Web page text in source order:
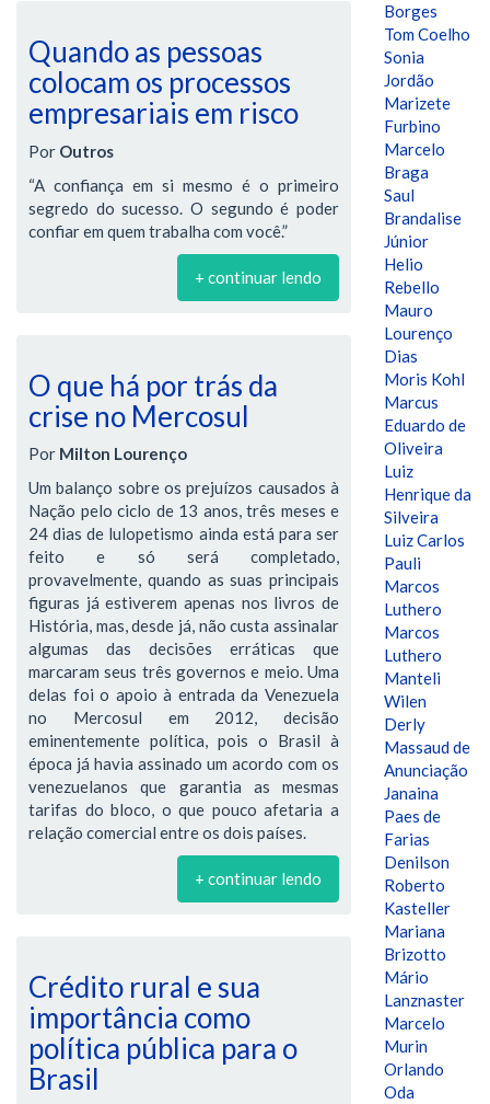
Quando as pessoas
colocam os processos
empresariais em risco
Por Outros
“A confiança em si mesmo é o primeiro
segredo do sucesso. O segundo é poder
confiar em quem trabalha com você.”
+ continuar lendo
O que há por trás da
crise no Mercosul
Por Milton Lourenço
Um balanço sobre os prejuízos causados à
Nação pelo ciclo de 13 anos, três meses e
24 dias de lulopetismo ainda está para ser
feito e só será completado,
provavelmente, quando as suas principais
figuras já estiverem apenas nos livros de
História, mas, desde já, não custa assinalar
algumas das decisões erráticas que
marcaram seus três governos e meio. Uma
delas foi o apoio à entrada da Venezuela
no Mercosul em 2012, decisão
eminentemente política, pois o Brasil à
época já havia assinado um acordo com os
venezuelanos que garantia as mesmas
tarifas do bloco, o que pouco afetaria a
relação comercial entre os dois países.
+ continuar lendo
Crédito rural e sua
importância como
política pública para o
Brasil
Borges
Tom Coelho
Sonia
Jordão
Marizete
Furbino
Marcelo
Braga
Saul
Brandalise
Júnior
Helio
Rebello
Mauro
Lourenço
Dias
Moris Kohl
Marcus
Eduardo de
Oliveira
Luiz
Henrique da
Silveira
Luiz Carlos
Pauli
Marcos
Luthero
Marcos
Luthero
Manteli
Wilen
Derly
Massaud de
Anunciação
Janaina
Paes de
Farias
Denilson
Roberto
Kasteller
Mariana
Brizotto
Mário
Lanznaster
Marcelo
Murin
Orlando
Oda